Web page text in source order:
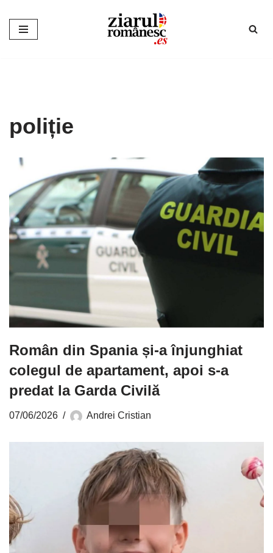
Sari
poliție
Român din Spania și-a înjunghiat
colegul de apartament, apoi s-a
predat la Garda Civilă
07/06/2026 Andrei Cristian